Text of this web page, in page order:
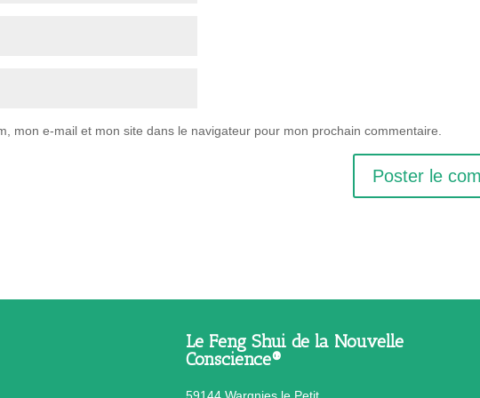
mon e-mail et mon site dans le navigateur pour mon prochain commentaire.
Le Feng Shui de la Nouvelle
Conscience®
59144 Wargnies le Petit